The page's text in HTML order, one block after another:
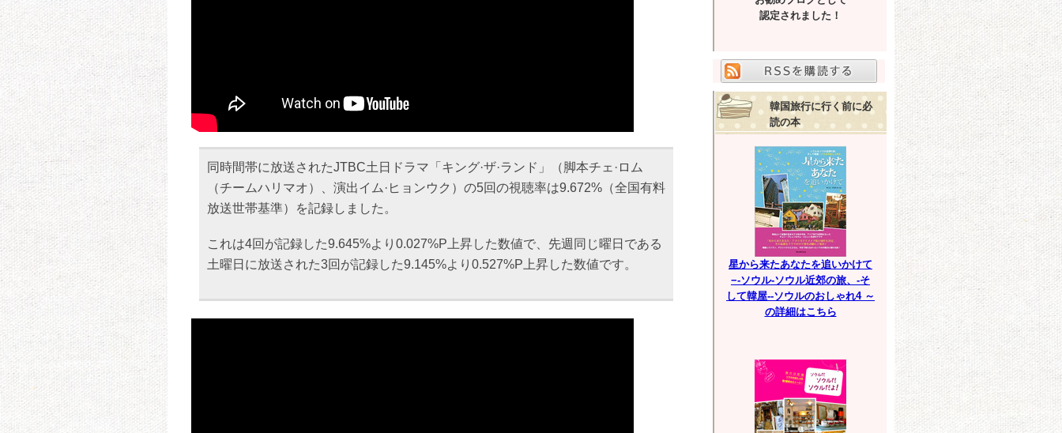
同時間帯に放送されたJTBC土日ドラマ「キング·ザ·ランド」（脚本チェ·ロム
（チームハリマオ）、演出イム·ヒョンウク）の5回の視聴率は9.672%（全国有料
放送世帯基準）を記録しました。
これは4回が記録した9.645%より0.027%P上昇した数値で、先週同じ曜日である
土曜日に放送された3回が記録した9.145%より0.527%P上昇した数値です。
認定されました！
韓国旅行に行く前に必
読の本
星から来たあなたを追いかけて
−-ソウル-ソウル近郊の旅、-そ
して韓屋--ソウルのおしゃれ4 ～
の詳細はこちら